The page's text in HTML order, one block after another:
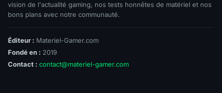
vision de l'actualité gaming, nos tests honnêtes de matériel et nos
bons plans avec notre communauté.
Éditeur : Materiel-Gamer.com
Fondé en : 2019
Contact : contact@materiel-gamer.com